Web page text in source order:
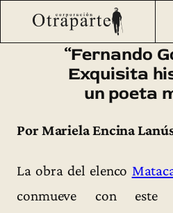
Saltar
Otraparte.org/ Corporación
González»: Exquisita
“Fernando
Exquisita
un poeta
Por Mariela Encina
La obra del elenco
conmueve con